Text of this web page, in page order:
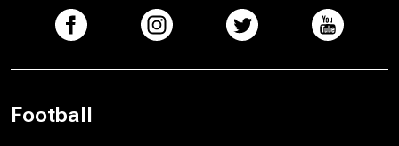
Football